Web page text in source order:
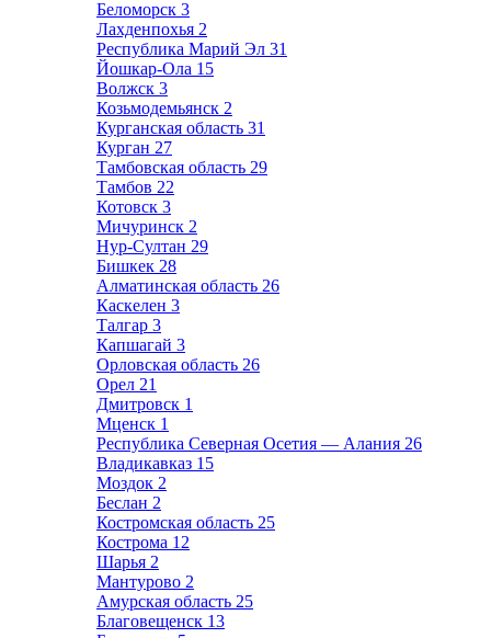
Беломорск 3
Лахденпохья 2
Республика Марий Эл 31
Йошкар-Ола 15
Волжск 3
Козьмодемьянск 2
Курганская область 31
Курган 27
Тамбовская область 29
Тамбов 22
Котовск 3
Мичуринск 2
Нур-Султан 29
Бишкек 28
Алматинская область 26
Каскелен 3
Талгар 3
Капшагай 3
Орловская область 26
Орел 21
Дмитровск 1
Мценск 1
Республика Северная Осетия — Алания 26
Владикавказ 15
Моздок 2
Беслан 2
Костромская область 25
Кострома 12
Шарья 2
Мантурово 2
Амурская область 25
Благовещенск 13